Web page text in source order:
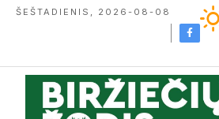
ŠEŠTADIENIS, 2026-08-08